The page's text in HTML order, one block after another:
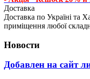
Доставка
Доставка по Україні та
приміщення любої
Новости
Добавлен на сайт